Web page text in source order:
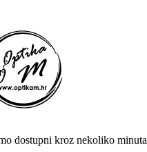
dostupni kroz nekoliko minuta